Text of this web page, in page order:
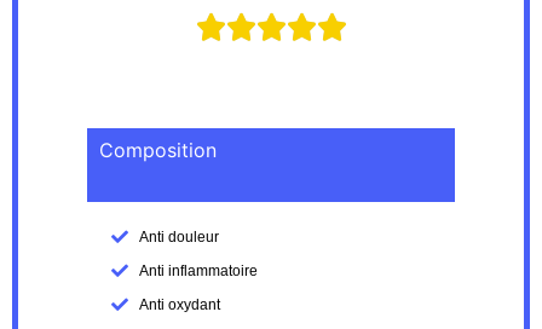

Composition
Anti douleur
Anti inflammatoire
Anti oxydant